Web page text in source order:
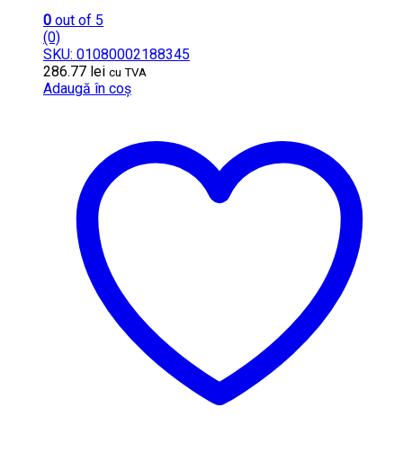
0 out of 5
(0)
SKU: 01080002188345
286.77 lei cu TVA
Adaugă în coș